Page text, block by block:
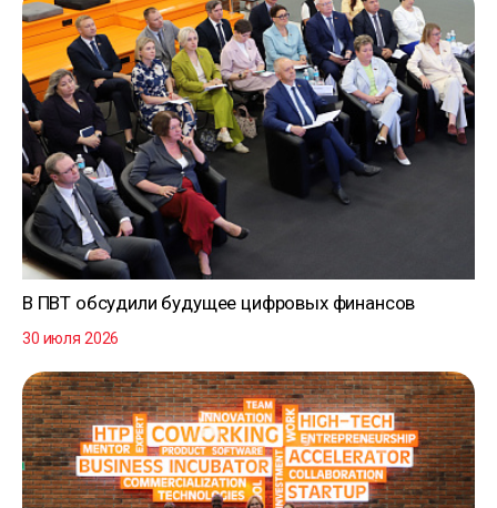
В ПВТ обсудили будущее цифровых финансов
30 июля 2026